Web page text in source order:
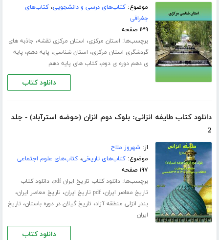
موضوع:کتاب‌های درسی و دانشجویی،کتاب‌های
جغرافی
۱۳۹ صفحه
برچسب‌ها: استان مرکزی، استان مرکزی نقشه، جاذبه های
گردشگری استان مرکزی، استان شناسی، پایه دهم، پایه
ی دهم دوره ی دوم،کتاب های پایه دهم
دانلود کتاب
دانلود کتاب طایفه انزانی: بلوک دوم انزان (حوضه استرآباد) - جلد
2
از:شهروز ملاح
موضوع:کتاب‌های تاریخی،کتاب‌های علوم اجتماعی
۱۹۷ صفحه
برچسب‌ها:دانلود کتاب تاریخ ایران pdf ،دانلود کتاب
تاریخ معاصر ایران،pdf تاریخ ایران ، تاریخ معاصر ایران،
بندر انزلی منطقه آزاد، تاریخ گیلان در دوره باستان، تاریخ
ایران
دانلود کتاب